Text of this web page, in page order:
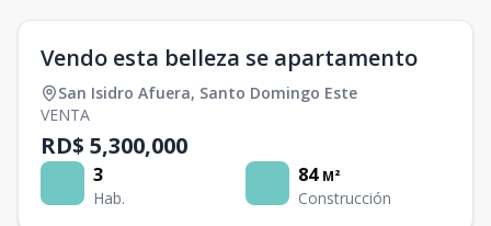
Vendo esta belleza se apartamento
San Isidro Afuera, Santo Domingo Este
VENTA
RD$ 5,300,000
3
Hab.
84 M²
Construcción